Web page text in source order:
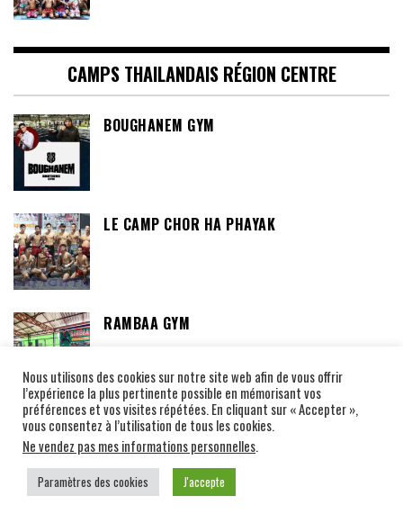
CAMPS THAILANDAIS RÉGION CENTRE
BOUGHANEM GYM
LE CAMP CHOR HA PHAYAK
RAMBAA GYM
INTERVIEWS PERSONNALITÉS
DES MOLÉCULES AUX LOW-KICKS : LA
Nous utilisons des cookies sur notre site web afin de vous offrir
l’expérience la plus pertinente possible en mémorisant vos
préférences et vos visites répétées. En cliquant sur « Accepter »,
vous consentez à l’utilisation de tous les cookies.
Ne vendez pas mes informations personnelles.
Paramètres des cookies J'accepte